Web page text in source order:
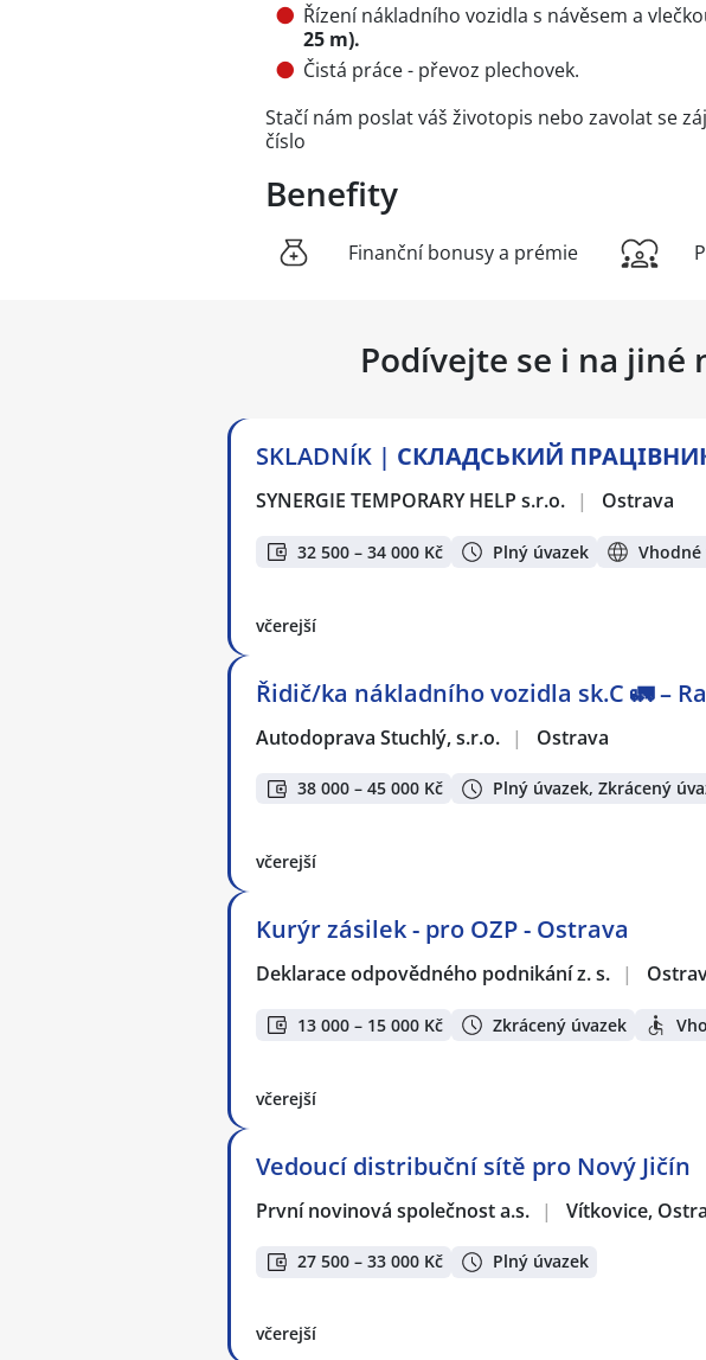
Řízení nákladního vozidla s návěsem a
25 m).
Čistá práce - převoz plechovek.
Stačí nám poslat váš životopis nebo zavolat se
číslo
Benefity
Finanční bonusy a prémie
Podívejte se i na jiné
SKLADNÍK | СКЛАДСЬКИЙ
SYNERGIE TEMPORARY HELP s.r.o. | Ostrava
32 500 – 34 000 Kč Plný úvazek
včerejší
Řidič/ka nákladního vozidla sk.C 🚛 –
Autodoprava Stuchlý, s.r.o. | Ostrava
38 000 – 45 000 Kč Plný úvazek, Zkrácený
včerejší
Kurýr zásilek - pro OZP - Ostrava
Deklarace odpovědného podnikání z. s. |
13 000 – 15 000 Kč Zkrácený úvazek
včerejší
Vedoucí distribuční sítě pro Nový Jičín
První novinová společnost a.s. | Vítkovice,
27 500 – 33 000 Kč Plný úvazek
včerejší